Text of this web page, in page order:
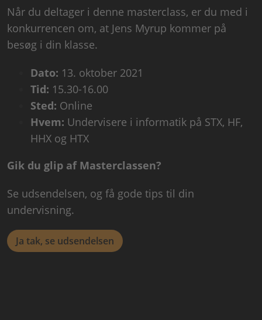
Når du deltager i denne masterclass, er du med i
konkurrencen om, at Jens Myrup kommer på
besøg i din klasse.
Dato: 13. oktober 2021
Tid: 15.30-16.00
Sted: Online
Hvem: Undervisere i informatik på STX, HF,
HHX og HTX
Gik du glip af Masterclassen?
Se udsendelsen, og få gode tips til din
undervisning.
Ja tak, se udsendelsen